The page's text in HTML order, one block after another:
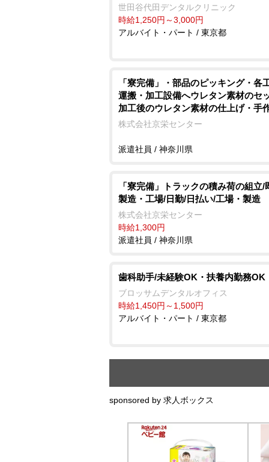
世田谷代田デンタルクリニック
時給1,250円～3,000円
アルバイト・パート / 東京都
「寮完備」・部品のピッキング・各
運搬・加工設備へウレタン素材のセ
加工後のウレタン素材の仕上げ・
エアドライバーを使用しての車用シ
株式会社京栄センター
派遣社員 / 神奈川県
「寮完備」トラックの積み荷の組立/
製造・工場/日勤/日払い/工場・製造
株式会社京栄センター
時給1,300円
派遣社員 / 神奈川県
歯科助手/未経験OK・扶養内勤務OK
ブロッサムデンタルオフィス
時給1,450円～1,500円
アルバイト・パート / 東京都
sponsored by 求人ボックス